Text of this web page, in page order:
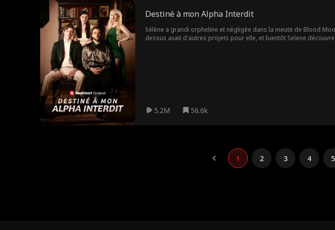
Destiné à mon Alpha Interdit
Sélène a grandi orpheline et négligée dans la meute de Blood
dessus avait d'autres projets pour elle, et bientôt Selene
5.2M 56.6k
1 2 3 4 5